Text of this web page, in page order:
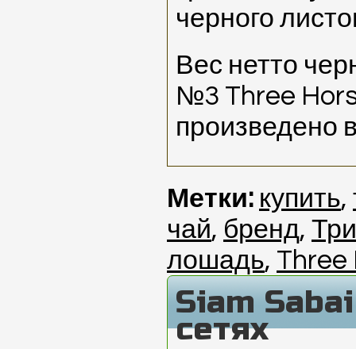
черного
Вес нетто
№3 Three
произведено
Метки: купить,
чай, бренд,
лошадь, Three
Siam
сетях